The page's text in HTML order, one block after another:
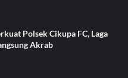
Polsek Cikupa FC, Laga
Akrab